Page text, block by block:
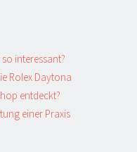
interessant?
Rolex Daytona
entdeckt?
einer Praxis